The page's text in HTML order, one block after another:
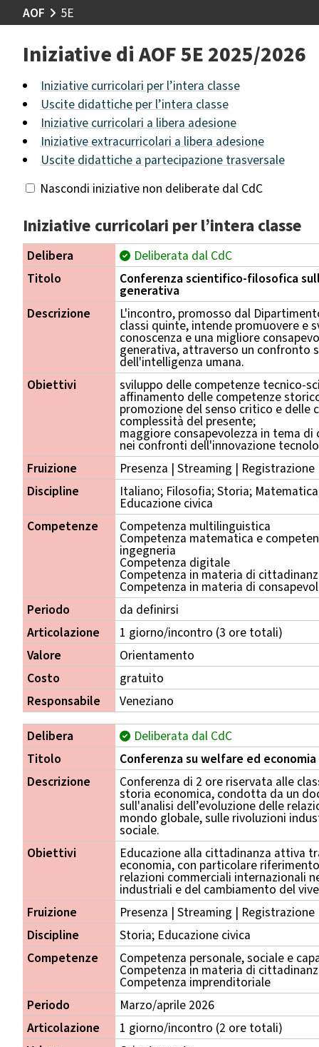
AOF 5E
Iniziative di AOF 5E 2025/2026
Iniziative curricolari per l’intera classe
Uscite didattiche per l’intera classe
Iniziative curricolari a libera adesione
Iniziative extracurricolari a libera adesione
Uscite didattiche a partecipazione trasversale
Nascondi iniziative non deliberate dal CdC
Iniziative curricolari per l’intera classe
Delibera
Deliberata dal CdC
Titolo
Conferenza scientifico-filosofica
generativa
Descrizione
L'incontro, promosso dal
classi quinte, intende promuovere e
conoscenza e una migliore
generativa, attraverso un confronto
dell'intelligenza umana.
Obiettivi
sviluppo delle competenze tecnico-
affinamento delle competenze
promozione del senso critico e
complessità del presente;
maggiore consapevolezza in tema
nei confronti dell'innovazione
Fruizione
Presenza | Streaming | Registrazione
Discipline
Italiano; Filosofia; Storia;
Educazione civica
Competenze
Competenza multilinguistica
Competenza matematica e
ingegneria
Competenza digitale
Competenza in materia di
Competenza in materia di
Periodo
da definirsi
Articolazione
1 giorno/incontro (3 ore totali)
Valore
Orientamento
Costo
gratuito
Responsabile
Veneziano
Delibera
Deliberata dal CdC
Titolo
Conferenza su welfare ed economia
Descrizione
Conferenza di 2 ore riservata alle
storia economica, condotta da un
sull'analisi dell’evoluzione delle
mondo globale, sulle rivoluzioni
sociale.
Obiettivi
Educazione alla cittadinanza attiva
economia, con particolare
relazioni commerciali internazionali
industriali e del cambiamento del
Fruizione
Presenza | Streaming | Registrazione
Discipline
Storia; Educazione civica
Competenze
Competenza personale, sociale e
Competenza in materia di
Competenza imprenditoriale
Periodo
Marzo/aprile 2026
Articolazione
1 giorno/incontro (2 ore totali)